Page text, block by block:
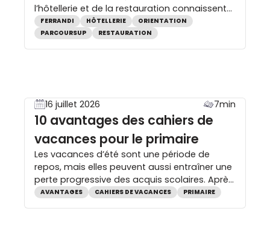
l’hôtellerie et de la restauration connaissent
aujourd’hui une mutation profonde. Portés
par le dynamisme du tourisme, l’évolution
des attentes clients et de nouveaux modes
transformation qui incite […]
FERRANDI HÔTELLERIE
ORIENTATION
PARCOURSUP
RESTAURATION
16 juillet 2026 7min
10 avantages des cahiers de
vacances pour le primaire
Les vacances d’été sont une période de
repos, mais elles peuvent aussi entraîner une
perte progressive des acquis scolaires. Après
plusieurs semaines sans pratiquer la lecture,
les mathématiques ou l’orthographe, la
AVANTAGES CAHIERS DE VACANCES PRIMAIRE